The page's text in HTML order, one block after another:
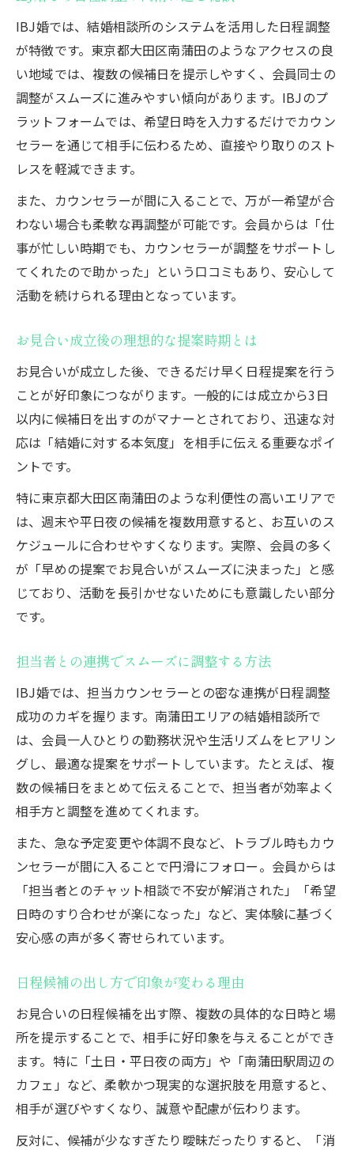
IBJ婚では、結婚相談所のシステムを活用した日程調整
が特徴です。東京都大田区南蒲田のようなアクセスの良
い地域では、複数の候補日を提示しやすく、会員同士の
調整がスムーズに進みやすい傾向があります。IBJのプ
ラットフォームでは、希望日時を入力するだけでカウン
セラーを通じて相手に伝わるため、直接やり取りのスト
レスを軽減できます。
また、カウンセラーが間に入ることで、万が一希望が合
わない場合も柔軟な再調整が可能です。会員からは「仕
事が忙しい時期でも、カウンセラーが調整をサポートし
てくれたので助かった」という口コミもあり、安心して
活動を続けられる理由となっています。
お見合い成立後の理想的な提案時期とは
お見合いが成立した後、できるだけ早く日程提案を行う
ことが好印象につながります。一般的には成立から3日
以内に候補日を出すのがマナーとされており、迅速な対
応は「結婚に対する本気度」を相手に伝える重要なポイ
ントです。
特に東京都大田区南蒲田のような利便性の高いエリアで
は、週末や平日夜の候補を複数用意すると、お互いのス
ケジュールに合わせやすくなります。実際、会員の多く
が「早めの提案でお見合いがスムーズに決まった」と感
じており、活動を長引かせないためにも意識したい部分
です。
担当者との連携でスムーズに調整する方法
IBJ婚では、担当カウンセラーとの密な連携が日程調整
成功のカギを握ります。南蒲田エリアの結婚相談所で
は、会員一人ひとりの勤務状況や生活リズムをヒアリン
グし、最適な提案をサポートしています。たとえば、複
数の候補日をまとめて伝えることで、担当者が効率よく
相手方と調整を進めてくれます。
また、急な予定変更や体調不良など、トラブル時もカウ
ンセラーが間に入ることで円滑にフォロー。会員からは
「担当者とのチャット相談で不安が解消された」「希望
日時のすり合わせが楽になった」など、実体験に基づく
安心感の声が多く寄せられています。
日程候補の出し方で印象が変わる理由
お見合いの日程候補を出す際、複数の具体的な日時と場
所を提示することで、相手に好印象を与えることができ
ます。特に「土日・平日夜の両方」や「南蒲田駅周辺の
カフェ」など、柔軟かつ現実的な選択肢を用意すると、
相手が選びやすくなり、誠意や配慮が伝わります。
反対に、候補が少なすぎたり曖昧だったりすると、「消